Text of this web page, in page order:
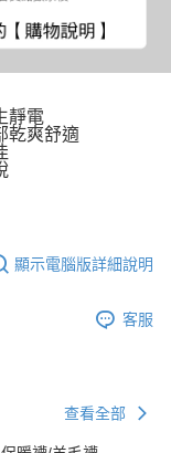
靜電
乾爽舒適
顯示電腦版詳細說明
客服
查看全部